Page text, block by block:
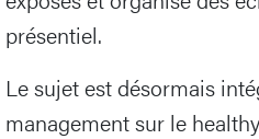
présentiel.
Le sujet est désormais
management sur le